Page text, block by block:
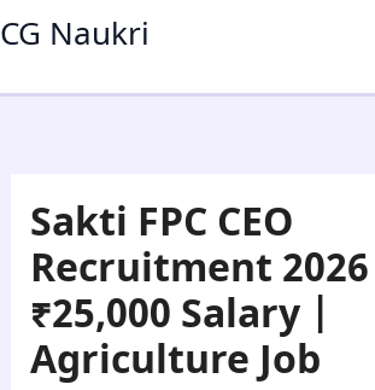
to
CG Naukri
Sakti FPC CEO
Recruitment 2026 |
₹25,000 Salary |
Agriculture Job